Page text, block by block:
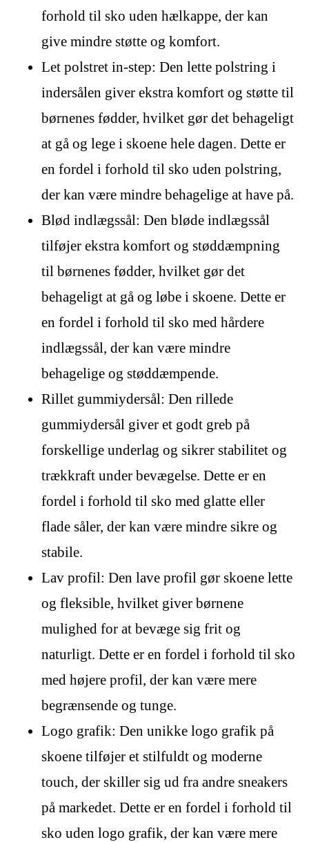
forhold til sko uden hælkappe, der kan
give mindre støtte og komfort.
Let polstret in-step: Den lette polstring i
indersålen giver ekstra komfort og støtte til
børnenes fødder, hvilket gør det behageligt
at gå og lege i skoene hele dagen. Dette er
en fordel i forhold til sko uden polstring,
der kan være mindre behagelige at have på.
Blød indlægssål: Den bløde indlægssål
tilføjer ekstra komfort og støddæmpning
til børnenes fødder, hvilket gør det
behageligt at gå og løbe i skoene. Dette er
en fordel i forhold til sko med hårdere
indlægssål, der kan være mindre
behagelige og støddæmpende.
Rillet gummiydersål: Den rillede
gummiydersål giver et godt greb på
forskellige underlag og sikrer stabilitet og
trækkraft under bevægelse. Dette er en
fordel i forhold til sko med glatte eller
flade såler, der kan være mindre sikre og
stabile.
Lav profil: Den lave profil gør skoene lette
og fleksible, hvilket giver børnene
mulighed for at bevæge sig frit og
naturligt. Dette er en fordel i forhold til sko
med højere profil, der kan være mere
begrænsende og tunge.
Logo grafik: Den unikke logo grafik på
skoene tilføjer et stilfuldt og moderne
touch, der skiller sig ud fra andre sneakers
på markedet. Dette er en fordel i forhold til
sko uden logo grafik, der kan være mere